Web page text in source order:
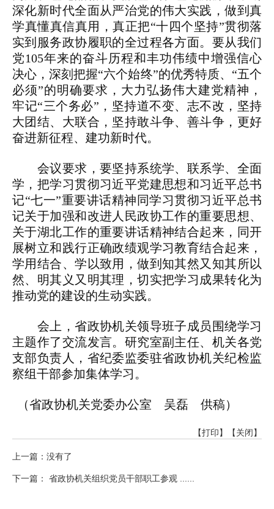
深化新时代全面从严治党的伟大实践，做到真
学真懂真信真用，真正把“十四个坚持”贯彻落
实到服务政协履职的全过程各方面。要从我们
党105年来的奋斗历程和丰功伟绩中增强信心
决心，深刻把握“六个始终”的优秀特质、“五个
必须”的明确要求，大力弘扬伟大建党精神，
牢记“三个务必”，坚持道不变、志不改，坚持
大团结、大联合，坚持敢斗争、善斗争，更好
奋进新征程、建功新时代。
会议要求，要坚持系统学、联系学、全面
学，把学习贯彻习近平党建思想和习近平总书
记“七一”重要讲话精神同学习贯彻习近平总书
记关于加强和改进人民政协工作的重要思想、
关于湖北工作的重要讲话精神结合起来，同开
展树立和践行正确政绩观学习教育结合起来，
学用结合、学以致用，做到知其然又知其所以
然、明其义又明其理，切实把学习成果转化为
推动党的建设的生动实践。
会上，省政协机关领导班子成员围绕学习
主题作了交流发言。研究室副主任、机关各党
支部负责人，省纪委监委驻省政协机关纪检监
察组干部参加集体学习。
（省政协机关党委办公室 吴磊 供稿）
【打印】 【关闭】
上一篇：没有了
下一篇： 省政协机关组织党员干部职工参观 ......